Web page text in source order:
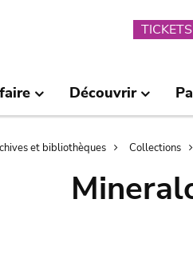
TICKETS
Découvrir
et bibliothèques Collections